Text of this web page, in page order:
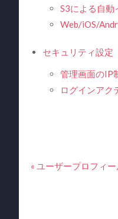
S3による自動
Web/iOS/
セキュリティ設定
管理画面のIP
ログインアク
« ユーザープロフィ